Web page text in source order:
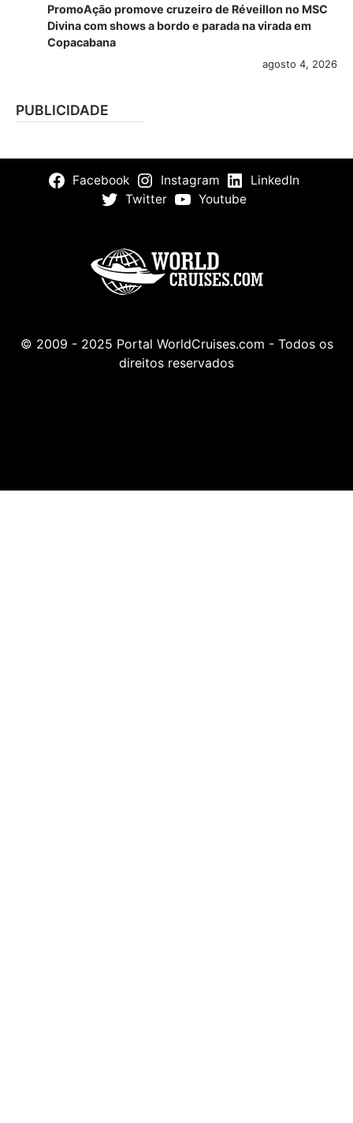
PromoAção promove cruzeiro de Réveillon no MSC
Divina com shows a bordo e parada na virada em
Copacabana
agosto 4, 2026
PUBLICIDADE
Facebook Instagram
LinkedIn
Twitter
Youtube
© 2009 - 2025 Portal WorldCruises.com - Todos os
direitos reservados